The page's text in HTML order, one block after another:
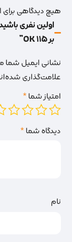
هیچ دیدگاهی
اولین نفری
بر 115 OK”
نشانی ایمیل
علامت‌گذاری
امتیاز شما*
دیدگاه شما*
نام